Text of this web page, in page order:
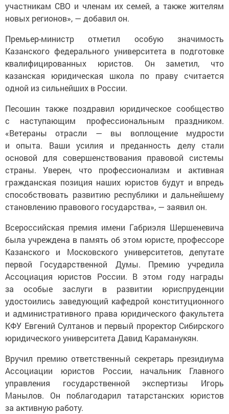
участникам СВО и членам их семей, а также жителям
новых регионов», — добавил он.
Премьер-министр отметил особую значимость
Казанского федерального университета в подготовке
квалифицированных юристов. Он заметил, что
казанская юридическая школа по праву считается
одной из сильнейших в России.
Песошин также поздравил юридическое сообщество
с наступающим профессиональным праздником.
«Ветераны отрасли — вы воплощение мудрости
и опыта. Ваши усилия и преданность делу стали
основой для совершенствования правовой системы
страны. Уверен, что профессионализм и активная
гражданская позиция наших юристов будут и впредь
способствовать развитию республики и дальнейшему
становлению правового государства», — заявил он.
Всероссийская премия имени Габриэля Шершеневича
была учреждена в память об этом юристе, профессоре
Казанского и Московского университетов, депутате
первой Государственной Думы. Премию учредила
Ассоциация юристов России. В этом году награды
за особые заслуги в развитии юриспруденции
удостоились заведующий кафедрой конституционного
и административного права юридического факультета
КФУ Евгений Султанов и первый проректор Сибирского
юридического университета Давид Караманукян.
Вручил премию ответственный секретарь президиума
Ассоциации юристов России, начальник Главного
управления государственной экспертизы Игорь
Манылов. Он поблагодарил татарстанских юристов
за активную работу.